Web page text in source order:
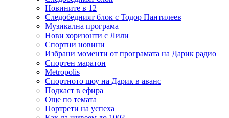
Новините в 12
Следобедният блок с Тодор Пантилеев
Музикална програма
Нови хоризонти с Лили
Спортни новини
Избрани моменти от програмата на Дарик радио
Спортен маратон
Metropolis
Спортното шоу на Дарик в аванс
Подкаст в ефира
Още по темата
Портрети на успеха